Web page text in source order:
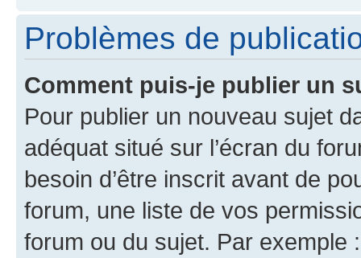
Problèmes de
Comment puis-je publier un
Pour publier un nouveau sujet
adéquat situé sur l’écran du
besoin d’être inscrit avant de
forum, une liste de vos
forum ou du sujet. Par exemple